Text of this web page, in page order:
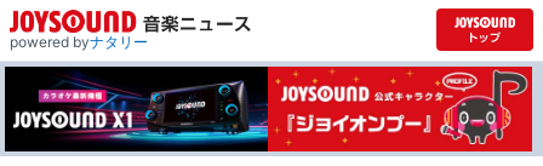
powered byナタリー